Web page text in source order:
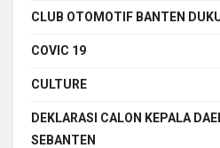
CLUB OTOMOTIF BANTEN
COVIC 19
CULTURE
DEKLARASI CALON KEPALA
SEBANTEN